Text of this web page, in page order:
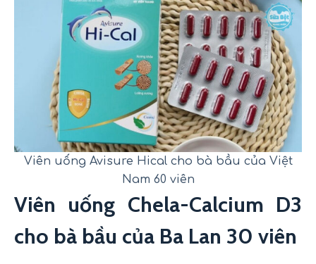
Viên uống Avisure Hical cho bà bầu của Việt
Nam 60 viên
Viên uống Chela-Calcium D3
cho bà bầu của Ba Lan 30 viên